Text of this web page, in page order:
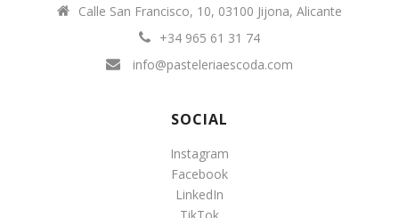
Calle San Francisco, 10, 03100 Jijona, Alicante
+34 965 61 31 74
info@pasteleriaescoda.com
SOCIAL
Instagram
Facebook
LinkedIn